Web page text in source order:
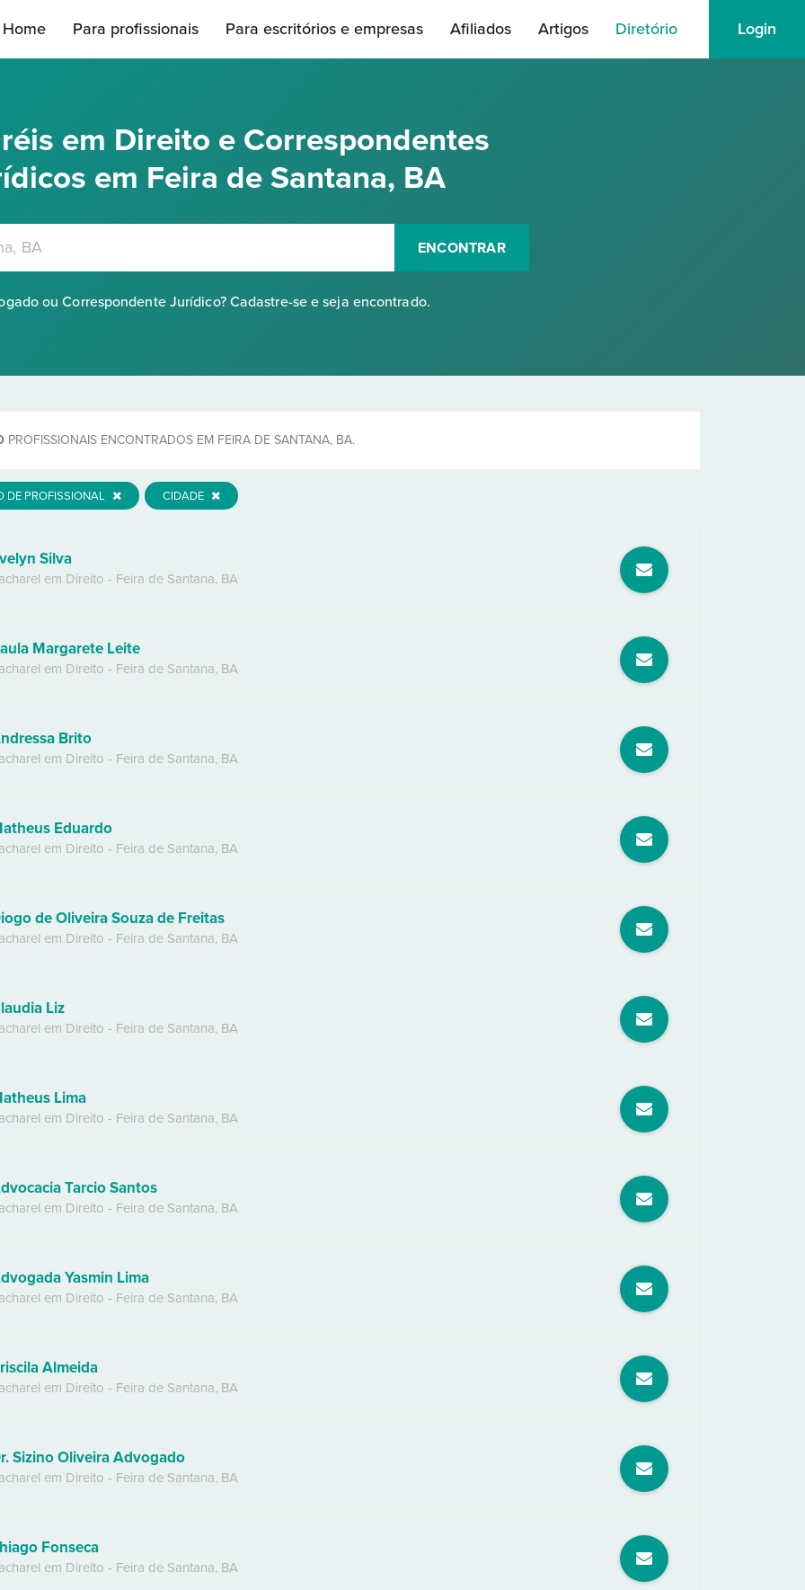
Home Para profissionais Para escritórios e empresas Afiliados Artigos Diretório Login
em Direito e Correspondentes
em Feira de Santana, BA
ENCONTRAR
ou Correspondente Jurídico? Cadastre-se e seja encontrado.
PROFISSIONAIS ENCONTRADOS EM FEIRA DE SANTANA, BA.
DE PROFISSIONAL CIDADE
Silva
em Direito - Feira de Santana, BA
Margarete Leite
em Direito - Feira de Santana, BA
Brito
em Direito - Feira de Santana, BA
Eduardo
em Direito - Feira de Santana, BA
de Oliveira Souza de Freitas
em Direito - Feira de Santana, BA
Liz
em Direito - Feira de Santana, BA
Lima
em Direito - Feira de Santana, BA
Tarcio Santos
em Direito - Feira de Santana, BA
Yasmin Lima
em Direito - Feira de Santana, BA
Almeida
em Direito - Feira de Santana, BA
Sizino Oliveira Advogado
em Direito - Feira de Santana, BA
Fonseca
em Direito - Feira de Santana, BA